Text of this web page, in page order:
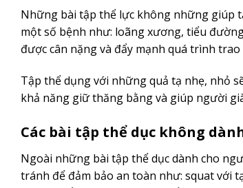
Những bài tập thể lực không những giúp
một số bệnh như: loãng xương, tiểu
được cân nặng và đẩy mạnh quá trình
Tập thể dụng với những quả tạ nhẹ, nhỏ
khả năng giữ thăng bằng và giúp người
Các bài tập thể dục không
Ngoài những bài tập thể dục dành cho
tránh để đảm bảo an toàn như: squat với